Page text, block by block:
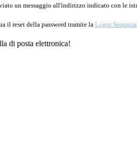
un messaggio all'indirizzo indicato con le
il reset della password tramite la Login
di posta elettronica!